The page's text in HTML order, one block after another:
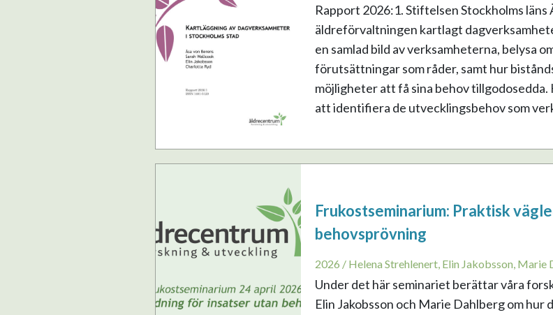
Rapport 2026:1. Stiftelsen Stockholms
äldreförvaltningen kartlagt
en samlad bild av verksamheterna, belysa
förutsättningar som råder, samt hur
möjligheter att få sina behov
att identifiera de utvecklingsbehov som
Frukostseminarium: Praktisk
behovsprövning
2026 / Helena Strehlenert, Elin Jakobsson,
Under det här seminariet berättar våra
Elin Jakobsson och Marie Dahlberg om